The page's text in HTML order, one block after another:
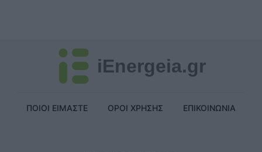
iEnergeia.gr
ΠΟΙΟΙ ΕΙΜΑΣΤΕ ΟΡΟΙ ΧΡΗΣΗΣ ΕΠΙΚΟΙΝΩΝΙΑ